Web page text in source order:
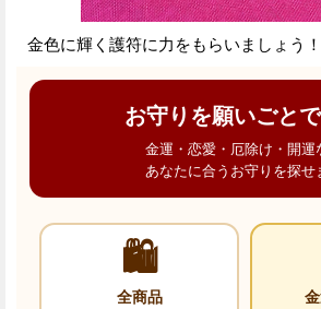
金色に輝く護符に力をもらいましょう！
お守りを願いごと
金運・恋愛・厄除け・開運
あなたに合うお守りを探せ
🛍️
全商品